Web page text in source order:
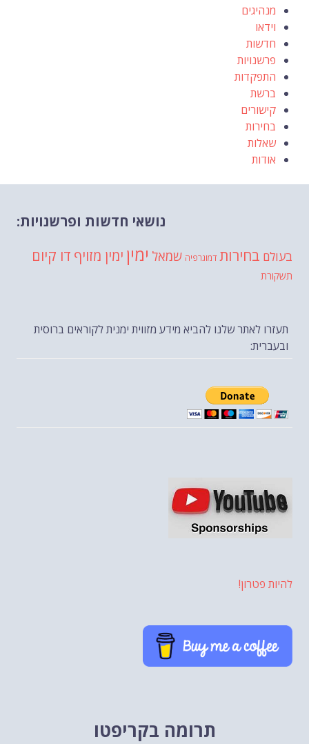
מנהיגים
וידאו
חדשות
פרשנויות
התפקדות
ברשת
קישורים
בחירות
שאלות
אודות
נושאי חדשות ופרשנויות:
בעולם בחירות דמוגרפיה שמאל ימין ימין מזויף דו קיום
תשקורת
תעזרו לאתר שלנו להביא מידע מזווית ימנית לקוראים ברוסית
ובעברית:
להיות פטרון!
תרומה בקריפטו